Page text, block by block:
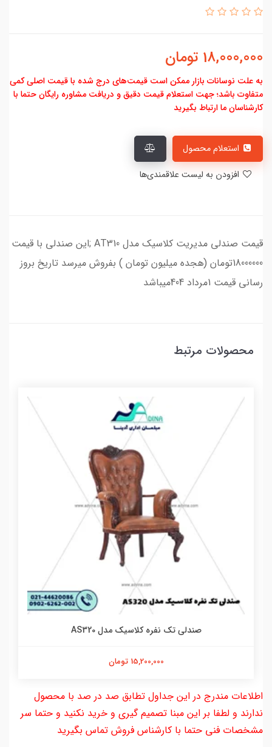
18,000,000 تومان
به علت نوسانات بازار ممکن است قیمت‌های درج شده با قیمت اصلی کمی
متفاوت باشد؛ جهت استعلام قیمت دقیق و دریافت مشاوره رایگان حتما با
کارشناسان ما ارتباط بگیرید
قیمت صندلی مدیریت کلاسیک مدل AT310 ;این صندلی با قیمت
18000000تومان (هجده میلیون تومان ) بفروش میرسد تاریخ بروز
رسانی قیمت 1مرداد 404میباشد
محصولات مرتبط
صندلی تک نفره کلاسیک مدل AS320
15,200,000 تومان
اطلاعات مندرج در این جداول تطابق صد در صد با محصول
ندارند و لطفا بر این مبنا تصمیم گیری و خرید نکنید و حتما سر
مشخصات فنی حتما با کارشناس فروش تماس بگیرید